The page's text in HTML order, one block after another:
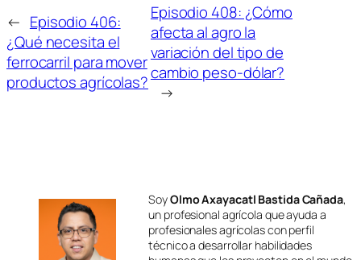
← Episodio 406:
¿Qué necesita el
ferrocarril para mover
productos agrícolas?
Episodio 408: ¿Cómo
afecta al agro la
variación del tipo de
cambio peso-dólar?
→
SoyOlmo Axayacatl Bastida Cañada,
un profesional agrícola que ayuda a
profesionales agrícolas con perfil
técnico a desarrollar habilidades